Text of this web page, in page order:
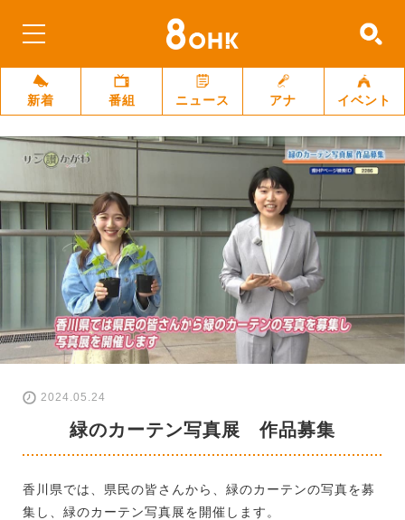
新着 番組 ニュース アナ イベント
2024.05.24
緑のカーテン写真展 作品募集
香川県では、県民の皆さんから、緑のカーテンの写真を募
集し、緑のカーテン写真展を開催します。